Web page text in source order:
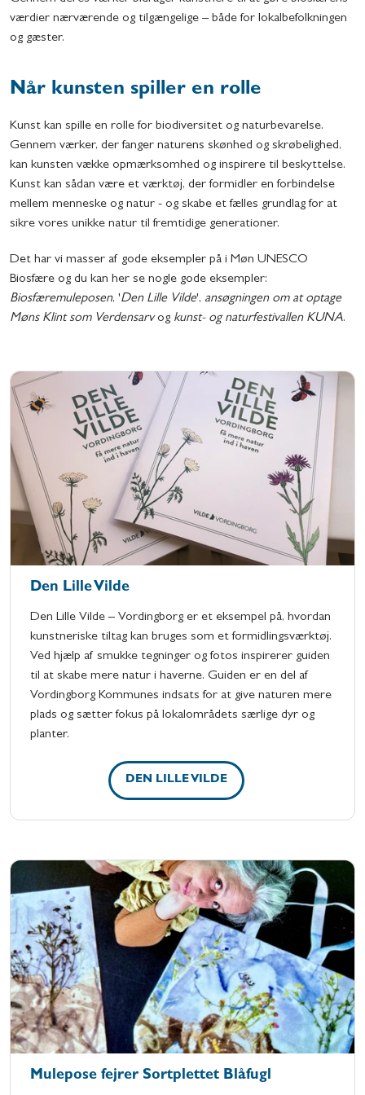
værdier nærværende og tilgængelige – både for lokalbefolkningen
og gæster.
Når kunsten spiller en rolle
Kunst kan spille en rolle for biodiversitet og naturbevarelse.
Gennem værker, der fanger naturens skønhed og skrøbelighed,
kan kunsten vække opmærksomhed og inspirere til beskyttelse.
Kunst kan sådan være et værktøj, der formidler en forbindelse
mellem menneske og natur - og skabe et fælles grundlag for at
sikre vores unikke natur til fremtidige generationer.
Det har vi masser af gode eksempler på i Møn UNESCO
Biosfære og du kan her se nogle gode eksempler:
Biosfæremuleposen, 'Den Lille Vilde', ansøgningen om at optage
Møns Klint som Verdensarvog kunst- og naturfestivallen KUNA.
Den Lille Vilde
Den Lille Vilde – Vordingborg er et eksempel på, hvordan
kunstneriske tiltag kan bruges som et formidlingsværktøj.
Ved hjælp af smukke tegninger og fotos inspirerer guiden
til at skabe mere natur i haverne. Guiden er en del af
Vordingborg Kommunes indsats for at give naturen mere
plads og sætter fokus på lokalområdets særlige dyr og
planter.
DEN LILLE VILDE
Mulepose fejrer Sortplettet Blåfugl